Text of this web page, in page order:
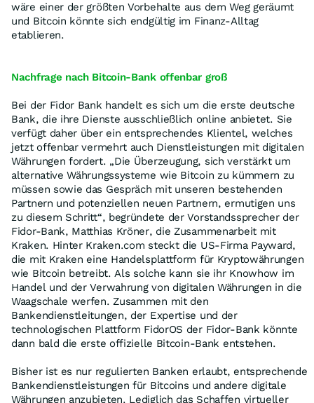
wäre einer der größten Vorbehalte aus dem Weg geräumt
und Bitcoin könnte sich endgültig im Finanz-Alltag
etablieren.
Nachfrage nach Bitcoin-Bank offenbar groß
Bei der Fidor Bank handelt es sich um die erste deutsche
Bank, die ihre Dienste ausschließlich online anbietet. Sie
verfügt daher über ein entsprechendes Klientel, welches
jetzt offenbar vermehrt auch Dienstleistungen mit digitalen
Währungen fordert. „Die Überzeugung, sich verstärkt um
alternative Währungssysteme wie Bitcoin zu kümmern zu
müssen sowie das Gespräch mit unseren bestehenden
Partnern und potenziellen neuen Partnern, ermutigen uns
zu diesem Schritt“, begründete der Vorstandssprecher der
Fidor-Bank, Matthias Kröner, die Zusammenarbeit mit
Kraken. Hinter Kraken.com steckt die US-Firma Payward,
die mit Kraken eine Handelsplattform für Kryptowährungen
wie Bitcoin betreibt. Als solche kann sie ihr Knowhow im
Handel und der Verwahrung von digitalen Währungen in die
Waagschale werfen. Zusammen mit den
Bankendienstleitungen, der Expertise und der
technologischen Plattform FidorOS der Fidor-Bank könnte
dann bald die erste offizielle Bitcoin-Bank entstehen.
Bisher ist es nur regulierten Banken erlaubt, entsprechende
Bankendienstleistungen für Bitcoins und andere digitale
Währungen anzubieten. Lediglich das Schaffen virtueller